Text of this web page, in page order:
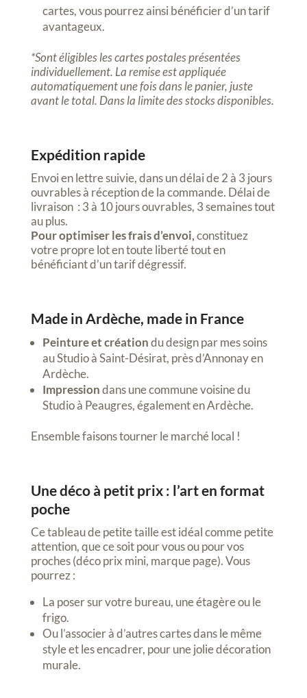
cartes, vous pourrez ainsi bénéficier d’un tarif
avantageux.
*Sont éligibles les cartes postales présentées
individuellement. La remise est appliquée
automatiquement une fois dans le panier, juste
avant le total. Dans la limite des stocks disponibles.
Expédition rapide
Envoi en lettre suivie, dans un délai de 2 à 3 jours
ouvrables à réception de la commande. Délai de
livraison : 3 à 10 jours ouvrables, 3 semaines tout
au plus.
Pour optimiser les frais d’envoi,constituez
votre propre lot en toute liberté tout en
bénéficiant d’un tarif dégressif.
Made in Ardèche, made in France
Peinture et créationdu design par mes soins
au Studio à Saint-Désirat, près d’Annonay en
Ardèche.
Impressiondans une commune voisine du
Studio à Peaugres, également en Ardèche.
Ensemble faisons tourner le marché local !
Une déco à petit prix : l’art en format
poche
Ce tableau de petite taille est idéal comme petite
attention, que ce soit pour vous ou pour vos
proches (déco prix mini, marque page). Vous
pourrez :
La poser sur votre bureau, une étagère ou le
frigo.
Ou l’associer à d’autres cartes dans le même
style et les encadrer, pour une jolie décoration
murale.